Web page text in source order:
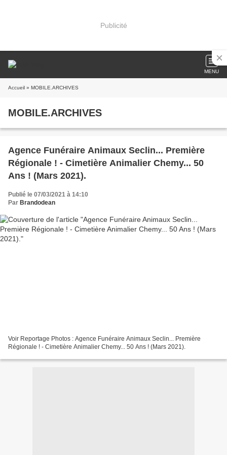
Publicité
MENU
Accueil » MOBILE.ARCHIVES
MOBILE.ARCHIVES
Agence Funéraire Animaux Seclin... Première
Régionale ! - Cimetière Animalier Chemy... 50
Ans ! (Mars 2021).
Publié le 07/03/2021 à 14:10
Par Brandodean
Voir Reportage Photos : Agence Funéraire Animaux Seclin... Première
Régionale ! - Cimetière Animalier Chemy... 50 Ans ! (Mars 2021).